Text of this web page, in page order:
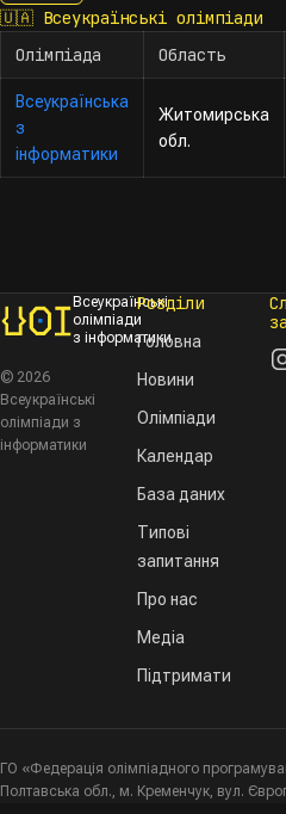
2013
🇺🇦 Всеукраїнські олімпіади
Олімпіада
Область
Всеукраїнська
з
інформатики
Житомирська
обл.
Всеукраїнські
олімпіади
з інформатики
© 2026
Всеукраїнські
олімпіади з
інформатики
Розділи
Головна
Новини
Олімпіади
Календар
База даних
Типові
запитання
Про нас
Медіа
Підтримати
ГО «Федерація олімпіадного
Полтавська обл., м. Кременчук, вул.